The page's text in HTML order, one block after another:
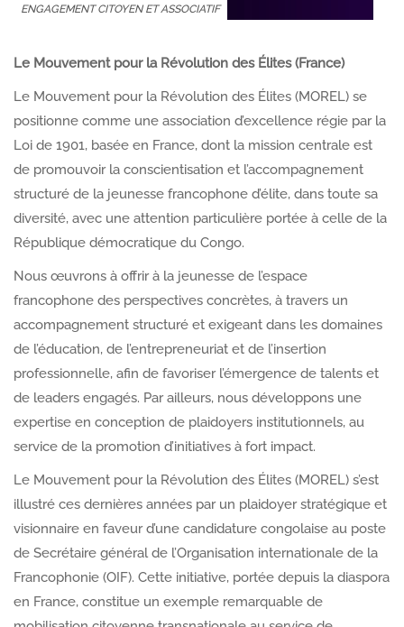
ENGAGEMENT CITOYEN ET ASSOCIATIF
Le Mouvement pour la Révolution des Élites (France)
Le Mouvement pour la Révolution des Élites (MOREL) se
positionne comme une association d’excellence régie par la
Loi de 1901, basée en France, dont la mission centrale est
de promouvoir la conscientisation et l’accompagnement
structuré de la jeunesse francophone d’élite, dans toute sa
diversité, avec une attention particulière portée à celle de la
République démocratique du Congo.
Nous œuvrons à offrir à la jeunesse de l’espace
francophone des perspectives concrètes, à travers un
accompagnement structuré et exigeant dans les domaines
de l’éducation, de l’entrepreneuriat et de l’insertion
professionnelle, afin de favoriser l’émergence de talents et
de leaders engagés. Par ailleurs, nous développons une
expertise en conception de plaidoyers institutionnels, au
service de la promotion d’initiatives à fort impact.
Le Mouvement pour la Révolution des Élites (MOREL) s’est
illustré ces dernières années par un plaidoyer stratégique et
visionnaire en faveur d’une candidature congolaise au poste
de Secrétaire général de l’Organisation internationale de la
Francophonie (OIF). Cette initiative, portée depuis la diaspora
en France, constitue un exemple remarquable de